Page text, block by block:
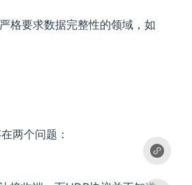
格要求数据完整性的领域，如
两个问题：